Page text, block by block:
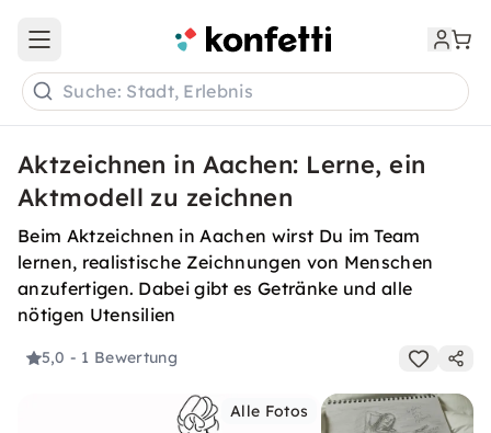
Open main menu
Suche: Stadt, Erlebnis
Aktzeichnen in Aachen: Lerne, ein
Aktmodell zu zeichnen
Beim Aktzeichnen in Aachen wirst Du im Team
lernen, realistische Zeichnungen von Menschen
anzufertigen. Dabei gibt es Getränke und alle
nötigen Utensilien
5,0 - 1 Bewertung
Alle Fotos